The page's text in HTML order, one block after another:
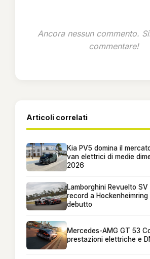
Ancora nessun commento.
commentare!
Articoli correlati
Kia PV5 domina il
van elettrici di medie
2026
Lamborghini Revuelto
record a Hockenheimring
debutto
Mercedes-AMG GT 53
prestazioni elettriche e